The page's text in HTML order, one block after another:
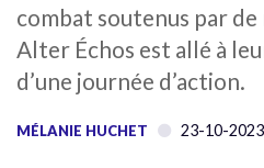
combat soutenus par
Alter Échos est allé à
d’une journée d’action.
MÉLANIE HUCHET 23-10-2023